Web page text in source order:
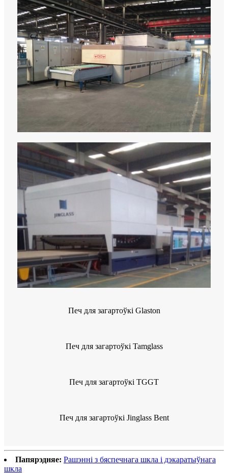
Печ для загартоўкі Glaston
Печ для загартоўкі Tamglass
Печ для загартоўкі TGGT
Печ для загартоўкі Jinglass Bent
Папярэдняе: Рашэнні з бяспечнага шкла і дэкаратыўнага
шкла